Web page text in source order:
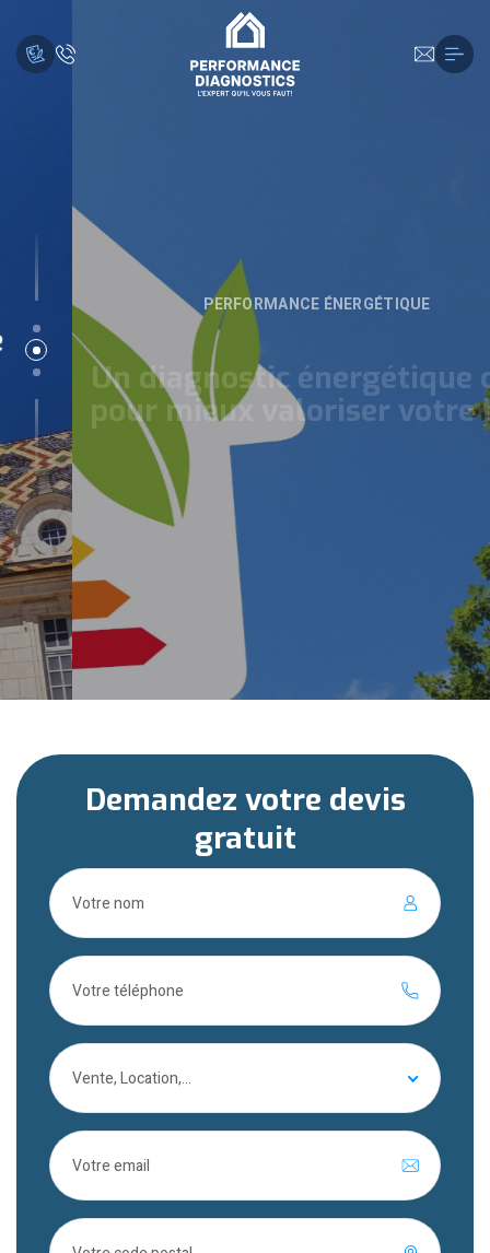
PERFORMANCE ÉNERGÉTIQUE
Un diagnostic énergétique clair
pour mieux valoriser votre bien
EN SAVOIR PLUS
Demandez votre devis
gratuit
Vente, Location,...